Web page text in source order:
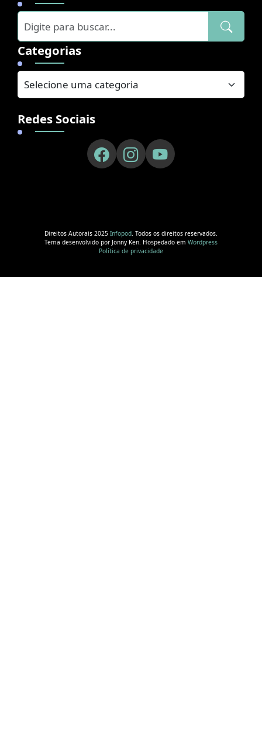
Categorias
Redes Sociais
Direitos Autorais 2025 Infopod. Todos os direitos reservados.
Tema desenvolvido por Jonny Ken. Hospedado em Wordpress
Política de privacidade